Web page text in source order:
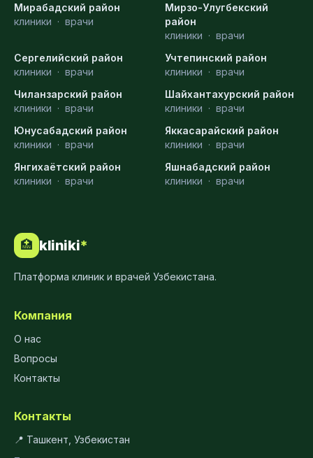
Мирабадский район
клиники · врачи
Мирзо-Улугбекский
район
клиники · врачи
Сергелийский район
клиники · врачи
Учтепинский район
клиники · врачи
Чиланзарский район
клиники · врачи
Шайхантахурский район
клиники · врачи
Юнусабадский район
клиники · врачи
Яккасарайский район
клиники · врачи
Янгихаётский район
клиники · врачи
Яшнабадский район
клиники · врачи
🏥 kliniki*
Платформа клиник и врачей Узбекистана.
Компания
О нас
Вопросы
Контакты
Контакты
📍 Ташкент, Узбекистан